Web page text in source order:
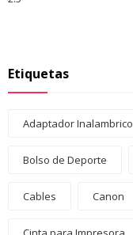
Etiquetas
Adaptador Inalambrico
Bolso de Deporte
Cables Canon